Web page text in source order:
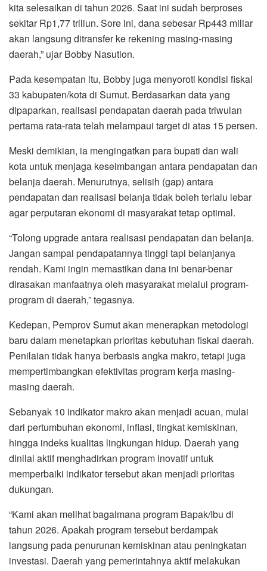
kita selesaikan di tahun 2026. Saat ini sudah berproses
sekitar Rp1,77 triliun. Sore ini, dana sebesar Rp443 miliar
akan langsung ditransfer ke rekening masing-masing
daerah,” ujar Bobby Nasution.
Pada kesempatan itu, Bobby juga menyoroti kondisi fiskal
33 kabupaten/kota di Sumut. Berdasarkan data yang
dipaparkan, realisasi pendapatan daerah pada triwulan
pertama rata-rata telah melampaui target di atas 15 persen.
Meski demikian, ia mengingatkan para bupati dan wali
kota untuk menjaga keseimbangan antara pendapatan dan
belanja daerah. Menurutnya, selisih (gap) antara
pendapatan dan realisasi belanja tidak boleh terlalu lebar
agar perputaran ekonomi di masyarakat tetap optimal.
“Tolong upgrade antara realisasi pendapatan dan belanja.
Jangan sampai pendapatannya tinggi tapi belanjanya
rendah. Kami ingin memastikan dana ini benar-benar
dirasakan manfaatnya oleh masyarakat melalui program-
program di daerah,” tegasnya.
Kedepan, Pemprov Sumut akan menerapkan metodologi
baru dalam menetapkan prioritas kebutuhan fiskal daerah.
Penilaian tidak hanya berbasis angka makro, tetapi juga
mempertimbangkan efektivitas program kerja masing-
masing daerah.
Sebanyak 10 indikator makro akan menjadi acuan, mulai
dari pertumbuhan ekonomi, inflasi, tingkat kemiskinan,
hingga indeks kualitas lingkungan hidup. Daerah yang
dinilai aktif menghadirkan program inovatif untuk
memperbaiki indikator tersebut akan menjadi prioritas
dukungan.
“Kami akan melihat bagaimana program Bapak/Ibu di
tahun 2026. Apakah program tersebut berdampak
langsung pada penurunan kemiskinan atau peningkatan
investasi. Daerah yang pemerintahnya aktif melakukan